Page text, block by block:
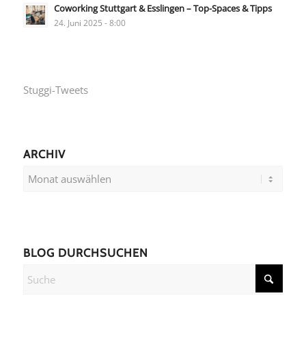
Coworking Stuttgart & Esslingen – Top-Spaces & Tipps
24. Juni 2025 - 8:00
Stuggi-Tweets
ARCHIV
BLOG DURCHSUCHEN